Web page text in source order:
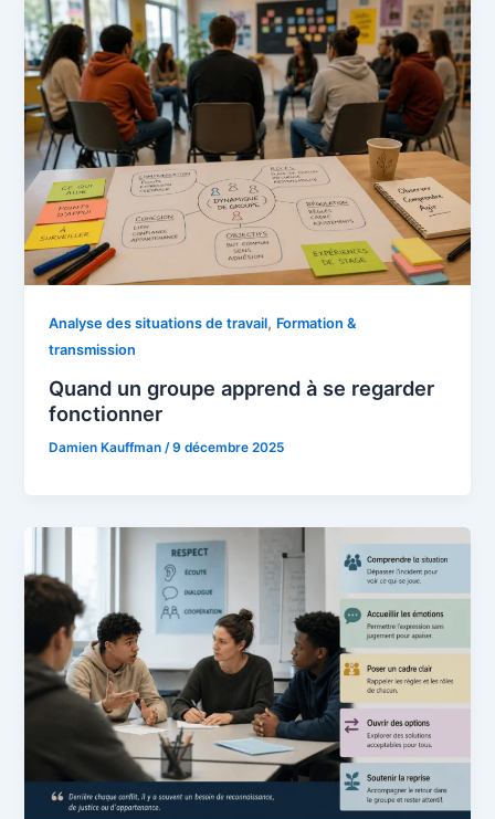
Analyse des situations de travail, Formation &
transmission
Quand un groupe apprend à se regarder
fonctionner
Damien Kauffman/9 décembre 2025